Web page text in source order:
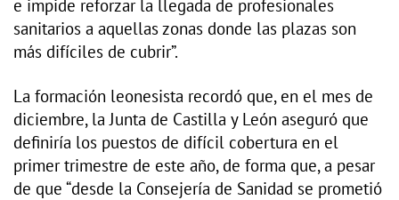
e impide reforzar la llegada de profesionales
sanitarios a aquellas zonas donde las plazas son
más difíciles de cubrir”.
La formación leonesista recordó que, en el mes de
diciembre, la Junta de Castilla y León aseguró que
definiría los puestos de difícil cobertura en el
primer trimestre de este año, de forma que, a pesar
de que “desde la Consejería de Sanidad se prometió